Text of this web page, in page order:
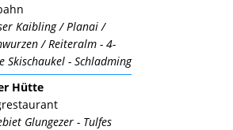
Kaibling / Planai /
/ Reiteralm - 4-
Skischaukel - Schladming
Hütte
Glungezer - Tulfes